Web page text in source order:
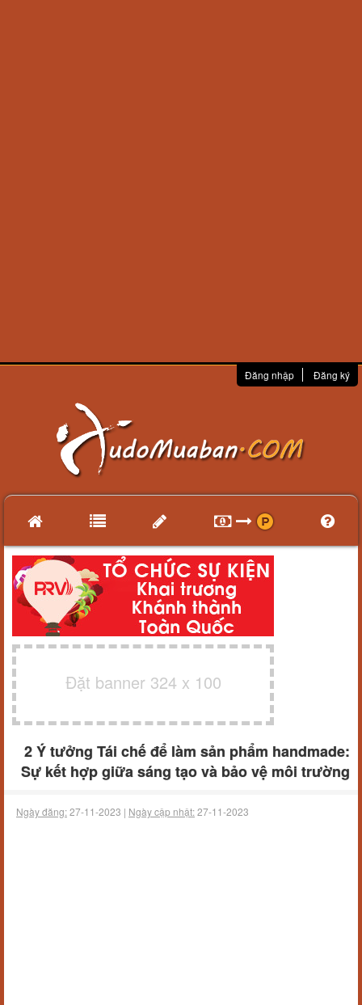
Đăng nhập Đăng ký
Đặt banner 324 x 100
2 Ý tưởng Tái chế để làm sản phẩm handmade:
Sự kết hợp giữa sáng tạo và bảo vệ môi trường
Ngày đăng:27-11-2023 | Ngày cập nhật:27-11-2023